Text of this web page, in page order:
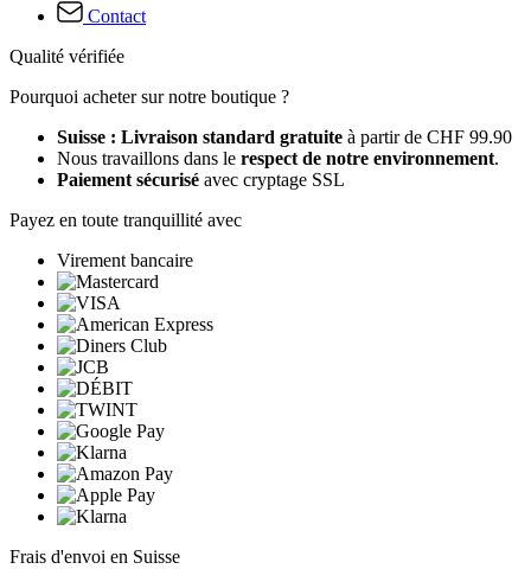
Contact
Qualité vérifiée
Pourquoi acheter sur notre boutique ?
Suisse : Livraison standard gratuite à partir de CHF 99.90
Nous travaillons dans le respect de notre environnement.
Paiement sécurisé avec cryptage SSL
Payez en toute tranquillité avec
Virement bancaire
Frais d'envoi en Suisse